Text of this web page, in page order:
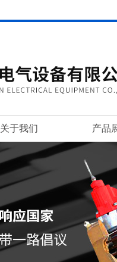
关于我们 产品